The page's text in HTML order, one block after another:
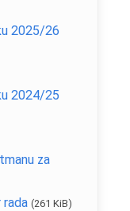
2025/26
2024/25
za
rada (261 KiB)